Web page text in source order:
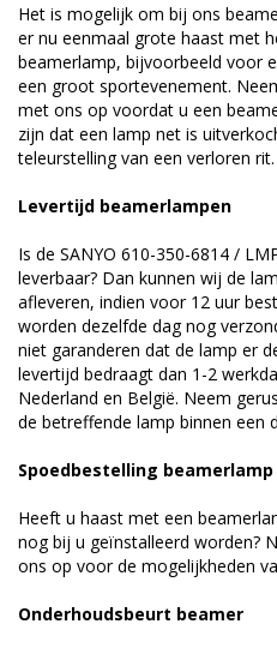
Het is mogelijk om bij ons
er nu eenmaal grote haast met
beamerlamp, bijvoorbeeld voor
een groot sportevenement.
met ons op voordat u een
zijn dat een lamp net is
teleurstelling van een verloren rit.
Levertijd beamerlampen
Is de SANYO 610-350-6814 /
leverbaar? Dan kunnen wij de
afleveren, indien voor 12 uur
worden dezelfde dag nog
niet garanderen dat de lamp er
levertijd bedraagt dan 1-2
Nederland en België. Neem
de betreffende lamp binnen een
Spoedbestelling beamerlamp
Heeft u haast met een
nog bij u geïnstalleerd worden?
ons op voor de mogelijkheden
Onderhoudsbeurt beamer